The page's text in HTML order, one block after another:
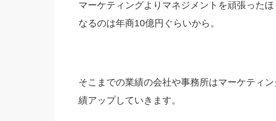
マーケティングよりマネジメントを頑張った
なるのは年商10億円ぐらいから。
そこまでの業績の会社や事務所はマーケティ
績アップしていきます。